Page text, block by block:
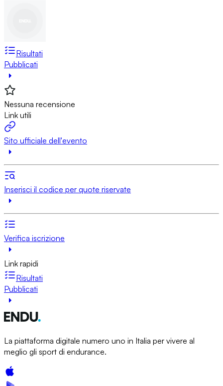
Risultati
Pubblicati
Nessuna recensione
Link utili
Sito ufficiale dell'evento
Inserisci il codice per quote riservate
Verifica iscrizione
Link rapidi
Risultati
Pubblicati
La piattaforma digitale numero uno in Italia per vivere al
meglio gli sport di endurance.